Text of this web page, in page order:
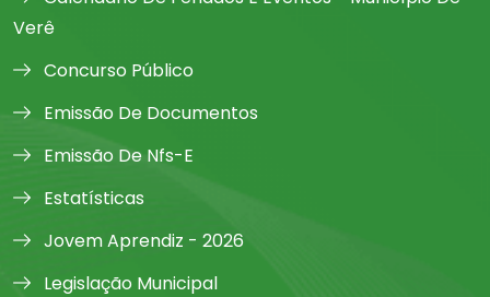
Verê
Concurso Público
Emissão De Documentos
Emissão De Nfs-E
Estatísticas
Jovem Aprendiz - 2026
Legislação Municipal